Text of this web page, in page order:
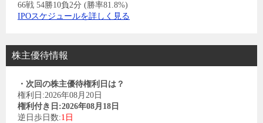
66戦 54勝10負2分 (勝率81.8%)
IPOスケジュールを詳しく見る
株主優待情報
・次回の株主優待権利日は？
権利日:2026年08月20日
権利付き日:2026年08月18日
逆日歩日数:1日